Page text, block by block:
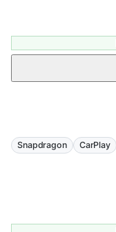
Snapdragon CarPlay